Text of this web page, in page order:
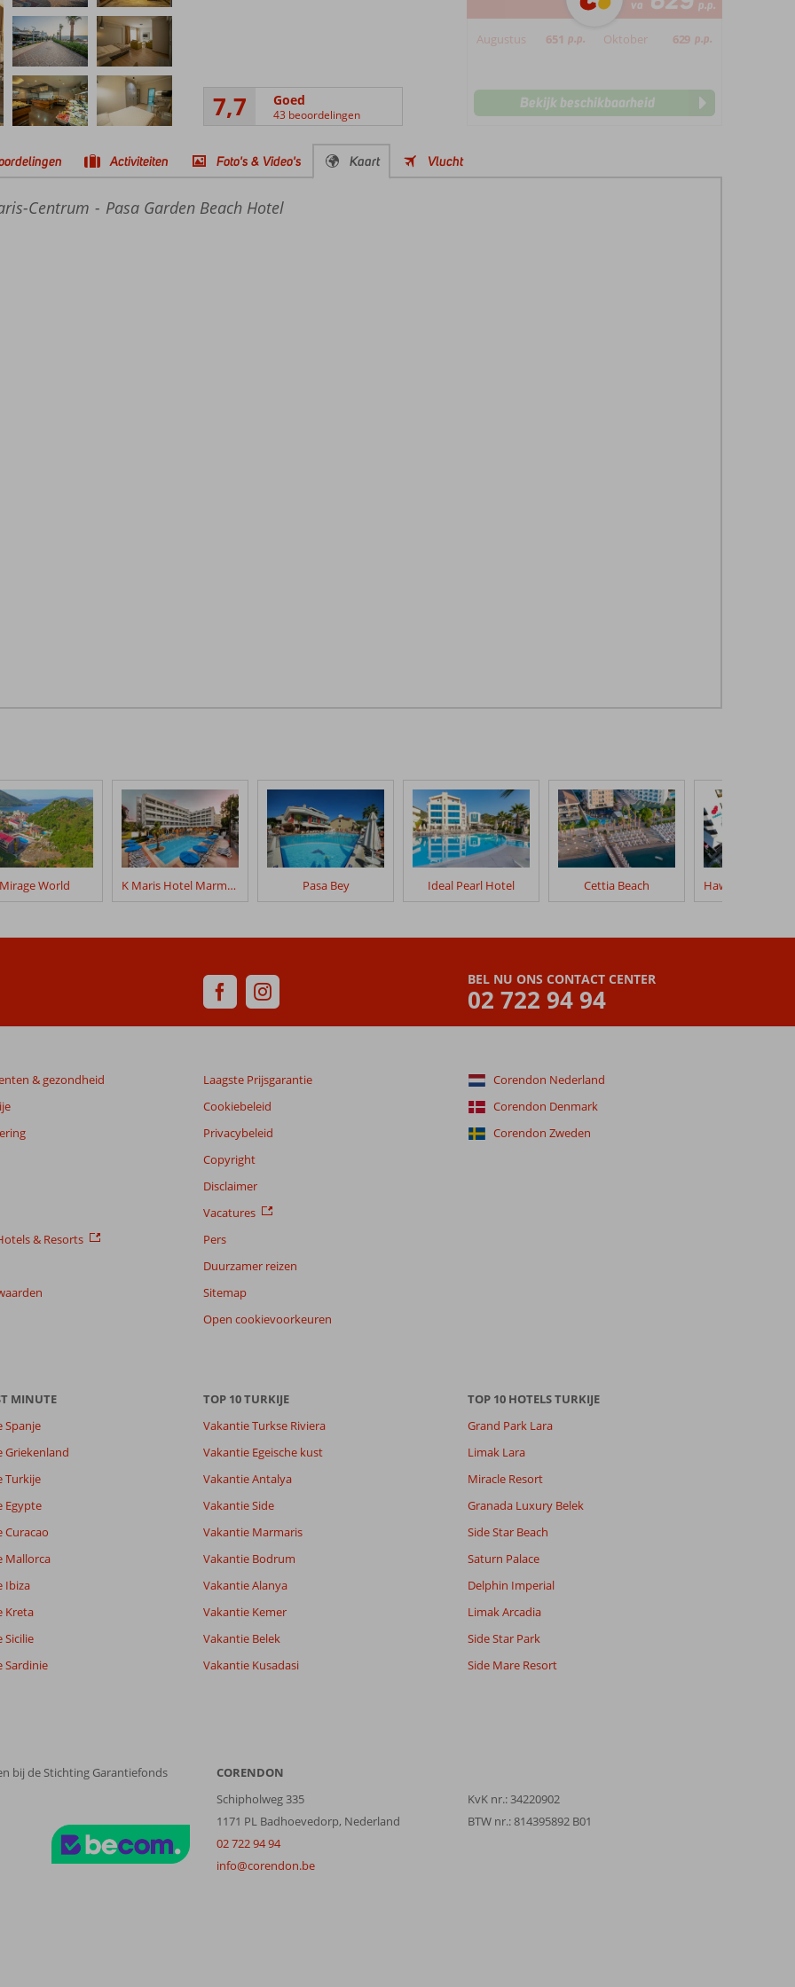
7,7 Goed
43 beoordelingen
va p.p.
Augustus 651 p.p. Oktober 629 p.p.
Bekijk beschikbaarheid
Activiteiten Foto's & Video's Kaart Vlucht
Centrum Pasa Garden Beach Hotel
7,7
7,3
5,8
Alle
Sorteren op
datum (nieuw > oud)
Mirage World K Maris Hotel Marmaris Pasa Bey Ideal Pearl Hotel Cettia Beach
BEL NU ONS CONTACT CENTER
02 722 94 94
& gezondheid
& Resorts
Laagste Prijsgarantie
Cookiebeleid
Privacybeleid
Copyright
Disclaimer
Vacatures
Pers
Duurzamer reizen
Sitemap
Open cookievoorkeuren
Corendon Nederland
Corendon Denmark
Corendon Zweden
MINUTE
Spanje
Griekenland
Turkije
Egypte
Curacao
Mallorca
Ibiza
Kreta
Sicilie
Sardinie
TOP 10 TURKIJE
Vakantie Turkse Riviera
Vakantie Egeische kust
Vakantie Antalya
Vakantie Side
Vakantie Marmaris
Vakantie Bodrum
Vakantie Alanya
Vakantie Kemer
Vakantie Belek
Vakantie Kusadasi
TOP 10 HOTELS TURKIJE
Grand Park Lara
Limak Lara
Miracle Resort
Granada Luxury Belek
Side Star Beach
Saturn Palace
Delphin Imperial
Limak Arcadia
Side Star Park
Side Mare Resort
bij de Stichting Garantiefonds
CORENDON
Schipholweg 335
1171 PL Badhoevedorp, Nederland
02 722 94 94
info@corendon.be
KvK nr.: 34220902
BTW nr.: 814395892 B01